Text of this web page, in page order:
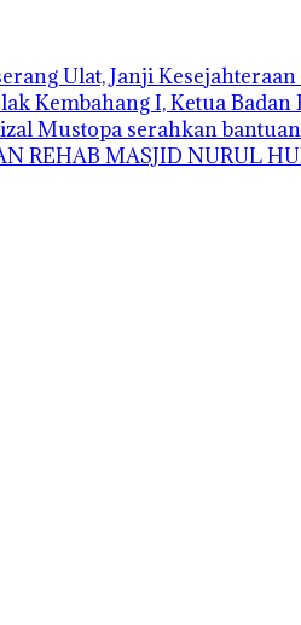
Ulat, Janji
Kembahang I, Ketua
Mustopa serahkan
REHAB MASJID NURUL